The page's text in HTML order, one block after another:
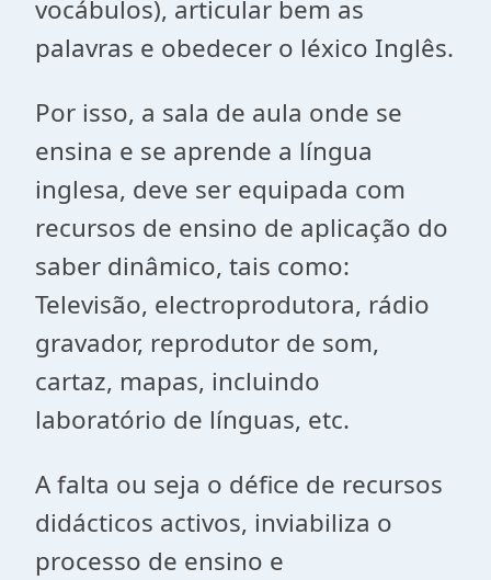
vocábulos), articular bem as
palavras e obedecer o léxico Inglês.
Por isso, a sala de aula onde se
ensina e se aprende a língua
inglesa, deve ser equipada com
recursos de ensino de aplicação do
saber dinâmico, tais como:
Televisão, electroprodutora, rádio
gravador, reprodutor de som,
cartaz, mapas, incluindo
laboratório de línguas, etc.
A falta ou seja o défice de recursos
didácticos activos, inviabiliza o
processo de ensino e